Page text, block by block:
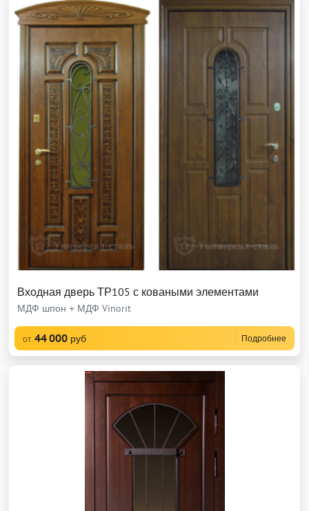
Входная дверь ТР105 с коваными элементами
МДФ шпон + МДФ Vinorit
от 44 000 руб Подробнее